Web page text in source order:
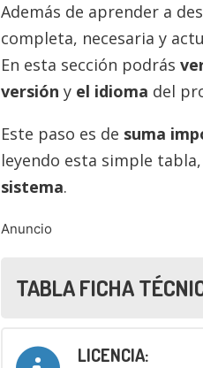
Además de aprender a
completa, necesaria y
En esta sección podrás
versión y el idioma del
Este paso es de suma
leyendo esta simple
sistema.
Anuncio
TABLA FICHA
LICENCIA: